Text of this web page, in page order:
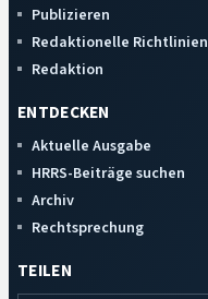
Publizieren
Redaktionelle Richtlinien
Redaktion
ENTDECKEN
Aktuelle Ausgabe
HRRS-Beiträge suchen
Archiv
Rechtsprechung
TEILEN